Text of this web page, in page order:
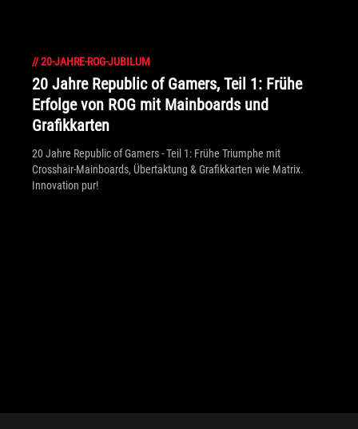
//20-JAHRE-ROG-JUBILUM
20 Jahre Republic of Gamers, Teil 1: Frühe
Erfolge von ROG mit Mainboards und
Grafikkarten
20 Jahre Republic of Gamers - Teil 1: Frühe Triumphe mit
Crosshair-Mainboards, Übertaktung & Grafikkarten wie Matrix.
Innovation pur!